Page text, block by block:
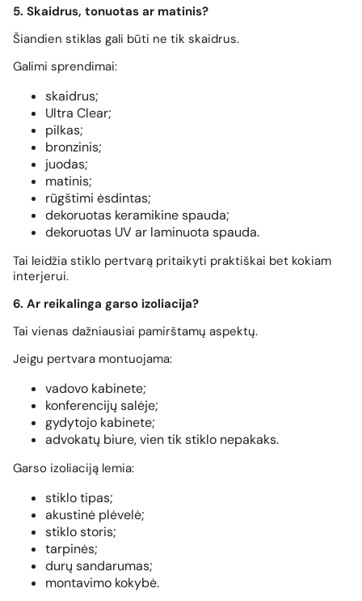
5. Skaidrus, tonuotas ar matinis?
Šiandien stiklas gali būti ne tik skaidrus.
Galimi sprendimai:
skaidrus;
Ultra Clear;
pilkas;
bronzinis;
juodas;
matinis;
rūgštimi ėsdintas;
dekoruotas keramikine spauda;
dekoruotas UV ar laminuota spauda.
Tai leidžia stiklo pertvarą pritaikyti praktiškai bet kokiam
interjerui.
6. Ar reikalinga garso izoliacija?
Tai vienas dažniausiai pamirštamų aspektų.
Jeigu pertvara montuojama:
vadovo kabinete;
konferencijų salėje;
gydytojo kabinete;
advokatų biure, vien tik stiklo nepakaks.
Garso izoliaciją lemia:
stiklo tipas;
akustinė plėvelė;
stiklo storis;
tarpinės;
durų sandarumas;
montavimo kokybė.